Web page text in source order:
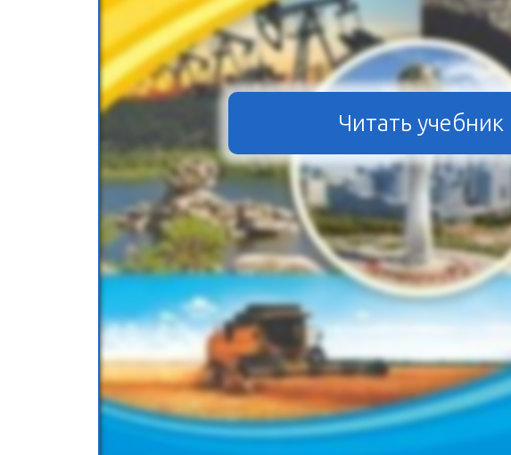
Читать учебник